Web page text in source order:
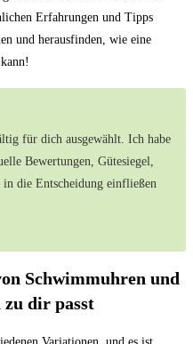
Erfahrungen und Tipps
und herausfinden, wie eine​
⁢für dich ausgewählt. Ich habe
Bewertungen,⁣ Gütesiegel,
die Entscheidung einfließen
Schwimmuhren​ und
zu dir passt